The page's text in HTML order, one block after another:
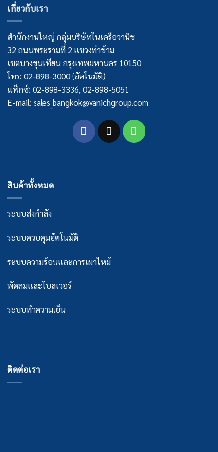
เกี่ยวกับเรา
สำนักงานใหญ่ กลุ่มบริษัทในเครือวานิช
32 ถนนพระรามที่ 2 แขวงท่าข้าม
เขตบางขุนเทียน กรุงเทพมหานคร 10150
โทร: 02-898-3000 (อัตโนมัติ)
แฟ็กซ์: 02-898-3336, 02-898-5051
E-mail: sales_bangkok@vanichgroup.com
สินค้าทั้งหมด
ระบบส่งกำลัง
ระบบควบคุมอัตโนมัติ
ระบบความร้อนและการเผาไหม้
พัดลมและโบลเวอร์
ระบบทำความเย็น
ติดต่อเรา